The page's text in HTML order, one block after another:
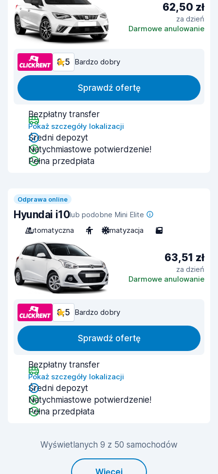
62,50 zł
za dzień
Darmowe anulowanie
8,5 Bardzo dobry
Sprawdź ofertę
Bezpłatny transfer
Pokaż szczegóły lokalizacji
Średni depozyt
Natychmiastowe potwierdzenie!
Pełna przedpłata
Odprawa online
Hyundai i10lub podobne Mini Elite
Automatyczna
4 Klimatyzacja 5
63,51 zł
za dzień
Darmowe anulowanie
8,5 Bardzo dobry
Sprawdź ofertę
Bezpłatny transfer
Pokaż szczegóły lokalizacji
Średni depozyt
Natychmiastowe potwierdzenie!
Pełna przedpłata
Wyświetlanych 9 z 50 samochodów
Więcej